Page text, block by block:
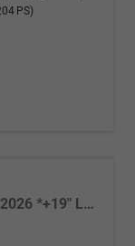
PS)
VZ 2.0 TSI 265PS/195kW 4x4 DSG7 2026 *+19" LM-Felgen +KESSY +Soundaktor*